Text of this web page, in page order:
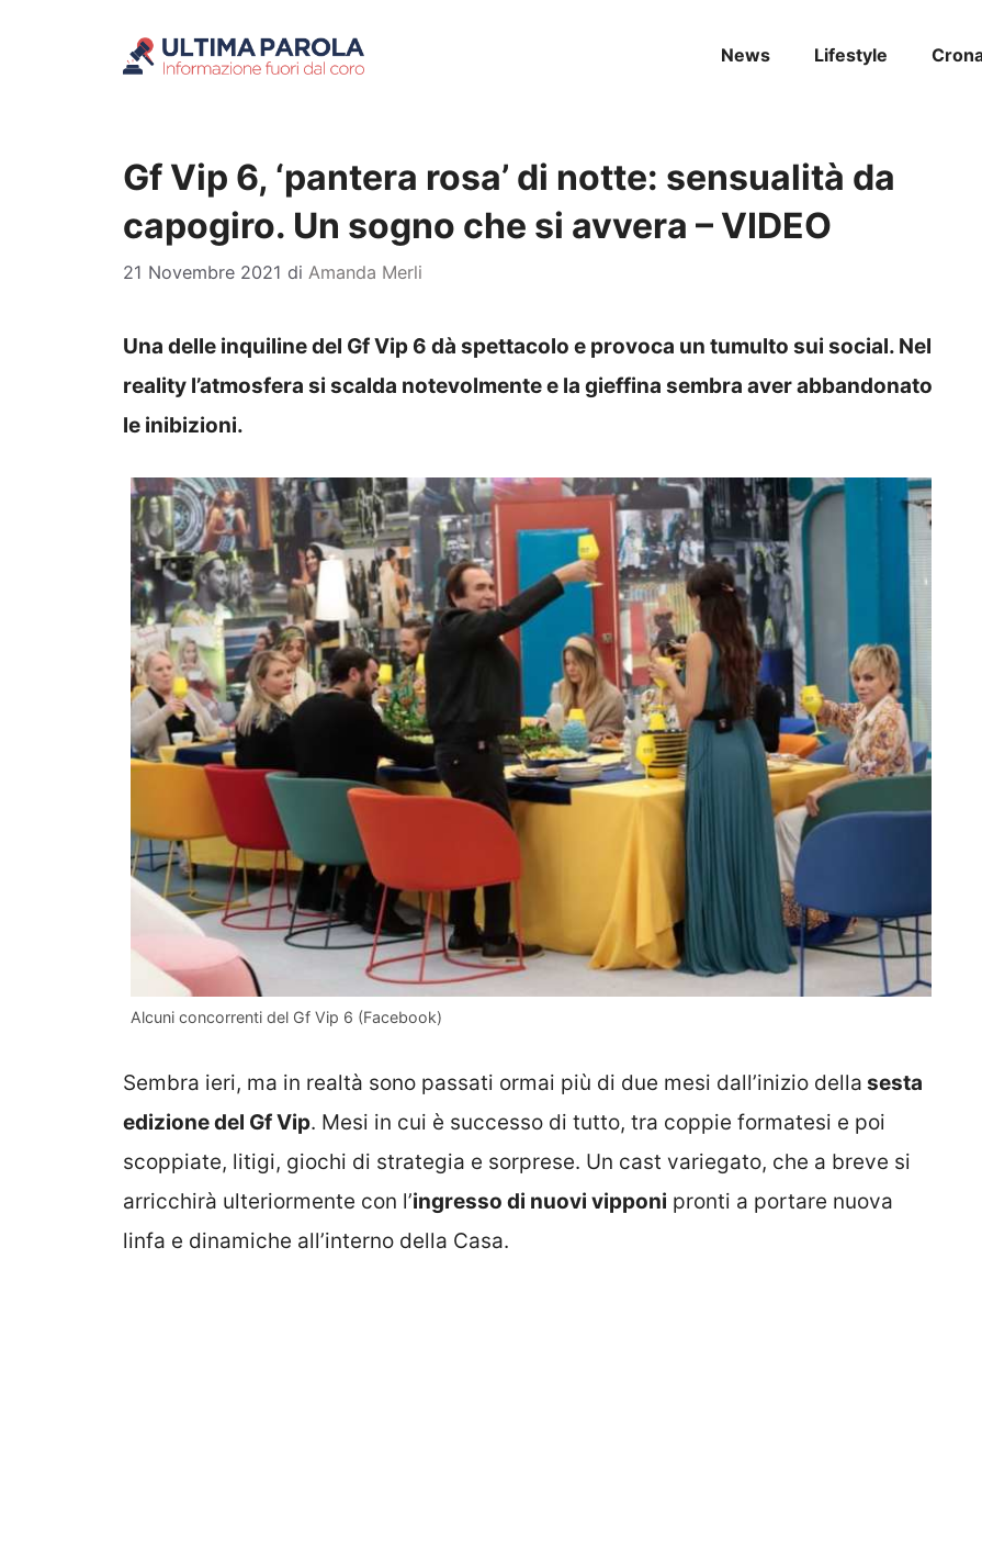
News Lifestyle
Gf Vip 6, ‘pantera rosa’ di notte: sensualità da
capogiro. Un sogno che si avvera – VIDEO
21 Novembre 2021 di Amanda Merli
Una delle inquiline del Gf Vip 6 dà spettacolo e provoca un tumulto sui social. Nel
reality l’atmosfera si scalda notevolmente e la gieffina sembra aver abbandonato
le inibizioni.
Alcuni concorrenti del Gf Vip 6 (Facebook)
Sembra ieri, ma in realtà sono passati ormai più di due mesi dall’inizio della sesta
edizione del Gf Vip. Mesi in cui è successo di tutto, tra coppie formatesi e poi
scoppiate, litigi, giochi di strategia e sorprese. Un cast variegato, che a breve si
arricchirà ulteriormente con l’ingresso di nuovi vipponi pronti a portare nuova
linfa e dinamiche all’interno della Casa.